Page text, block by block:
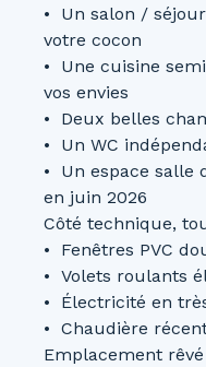
Un salon /
votre cocon
Une cuisine
vos envies
Deux belles
Un WC
Un espace salle
en juin 2026
Côté technique,
Fenêtres PVC
Volets roulants
Électricité en
Chaudière
Emplacement